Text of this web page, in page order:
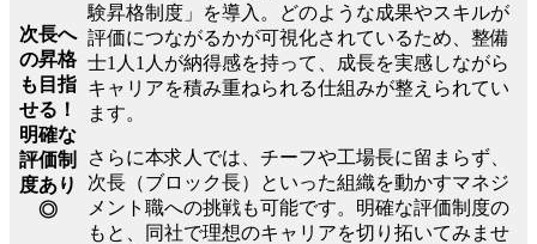
次長へ
の昇格
も目指
せる！
明確な
評価制
度あり
◎
験昇格制度」を導入。どのような成果やスキルが
評価につながるかが可視化されているため、整備
士1人1人が納得感を持って、成長を実感しながら
キャリアを積み重ねられる仕組みが整えられてい
ます。
さらに本求人では、チーフや工場長に留まらず、
次長（ブロック長）といった組織を動かすマネジ
メント職への挑戦も可能です。明確な評価制度の
もと、同社で理想のキャリアを切り拓いてみませ